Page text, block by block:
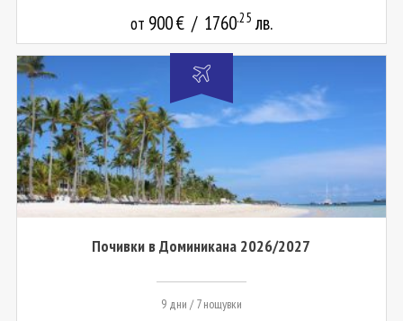
от 900€ / 1760.25 лв.
Почивки в Доминикана 2026/2027
9 дни / 7 нощувки